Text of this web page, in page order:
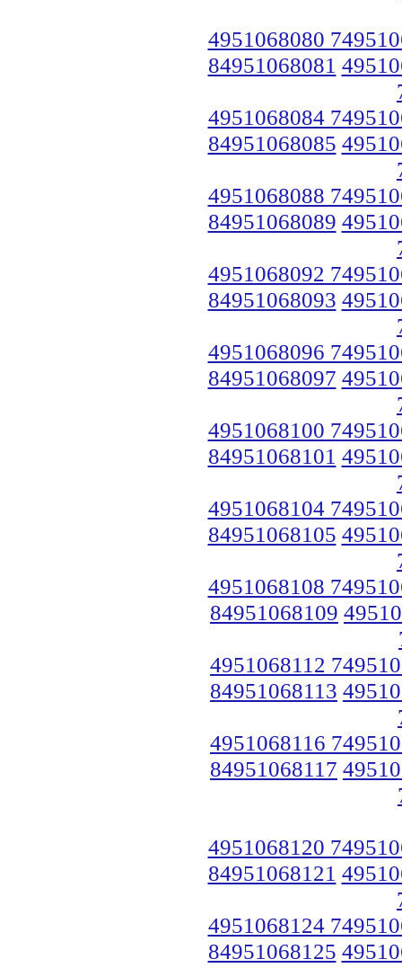
4951068080
84951068081
4951068084
84951068085
4951068088
84951068089
4951068092
84951068093
4951068096
84951068097
4951068100
84951068101
4951068104
84951068105
4951068108
84951068109
4951068112
84951068113
4951068116
84951068117
4951068120
84951068121
4951068124
84951068125